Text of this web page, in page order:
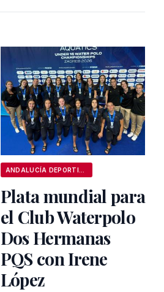
Plata mundial para
el Club Waterpolo
Dos Hermanas
PQS con Irene
López